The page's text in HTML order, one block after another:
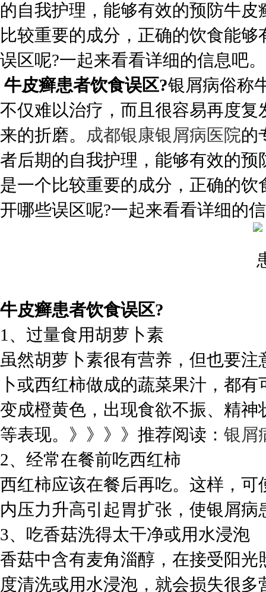
的自我护理，能够有效的预防牛
比较重要的成分，正确的饮食能
误区呢?一起来看看详细的信息吧
牛皮癣患者饮食误区?银屑病俗称
不仅难以治疗，而且很容易再度
来的折磨。 成都银康银屑病医院的
者后期的自我护理，能够有效的
是一个比较重要的成分，正确的
开哪些误区呢?一起来看看详细的
牛皮癣患者饮食误区?
1、过量食用胡萝卜素
虽然胡萝卜素很有营养，但也要
卜或西红柿做成的蔬菜果汁，都
变成橙黄色，出现食欲不振、精
等表现。》》》》推荐阅读： 银屑
2、经常在餐前吃西红柿
西红柿应该在餐后再吃。这样，
内压力升高引起胃扩张，使银屑
3、吃香菇洗得太干净或用水浸泡
香菇中含有麦角淄醇，在接受阳
度清洗或用水浸泡，就会损失很